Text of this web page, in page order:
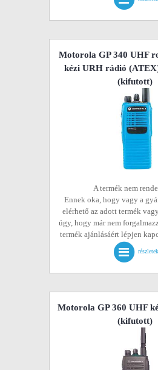
Motorola GP 340 UHF
kézi URH rádió
(kifutott)
A termék nem
Ennek oka, hogy vagy a
elérhető az adott termék
úgy, hogy már nem
termék ajánlásáért lépjen
részletek
Motorola GP 360 UHF
(kifutott)